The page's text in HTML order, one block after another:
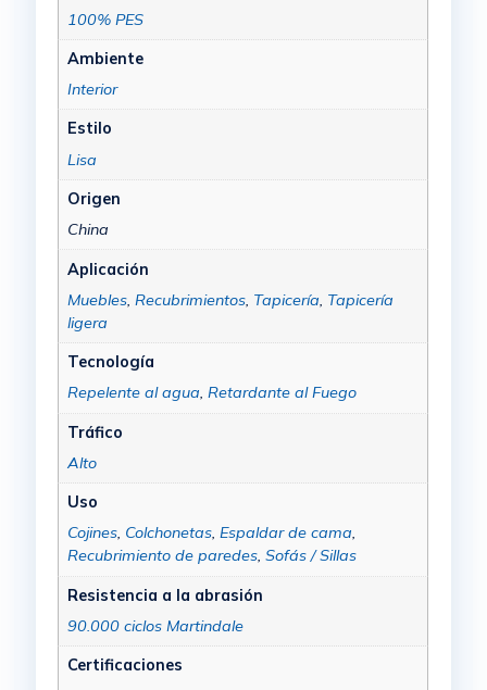
100% PES
Ambiente
Interior
Estilo
Lisa
Origen
China
Aplicación
Muebles, Recubrimientos, Tapicería, Tapicería
ligera
Tecnología
Repelente al agua, Retardante al Fuego
Tráfico
Alto
Uso
Cojines, Colchonetas, Espaldar de cama,
Recubrimiento de paredes, Sofás / Sillas
Resistencia a la abrasión
90.000 ciclos Martindale
Certificaciones